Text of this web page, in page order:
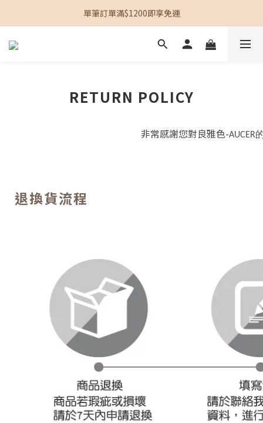
加入會員立即贈$100購物金
單筆訂單滿$1200即享免運
加入會員立即贈$100購物金
RETURN POLICY
非常感謝您對良雅色-AUCER
退換貨流程